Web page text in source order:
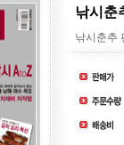
낚시춘
낚시춘추